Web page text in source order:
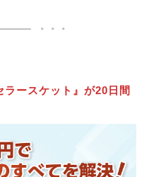
ースケット』が20日間